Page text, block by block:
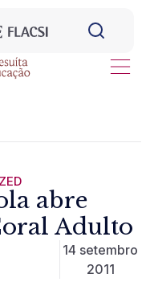
abre
Adulto
14 setembro
2011